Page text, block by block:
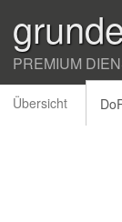
PREMIUM
Übersicht